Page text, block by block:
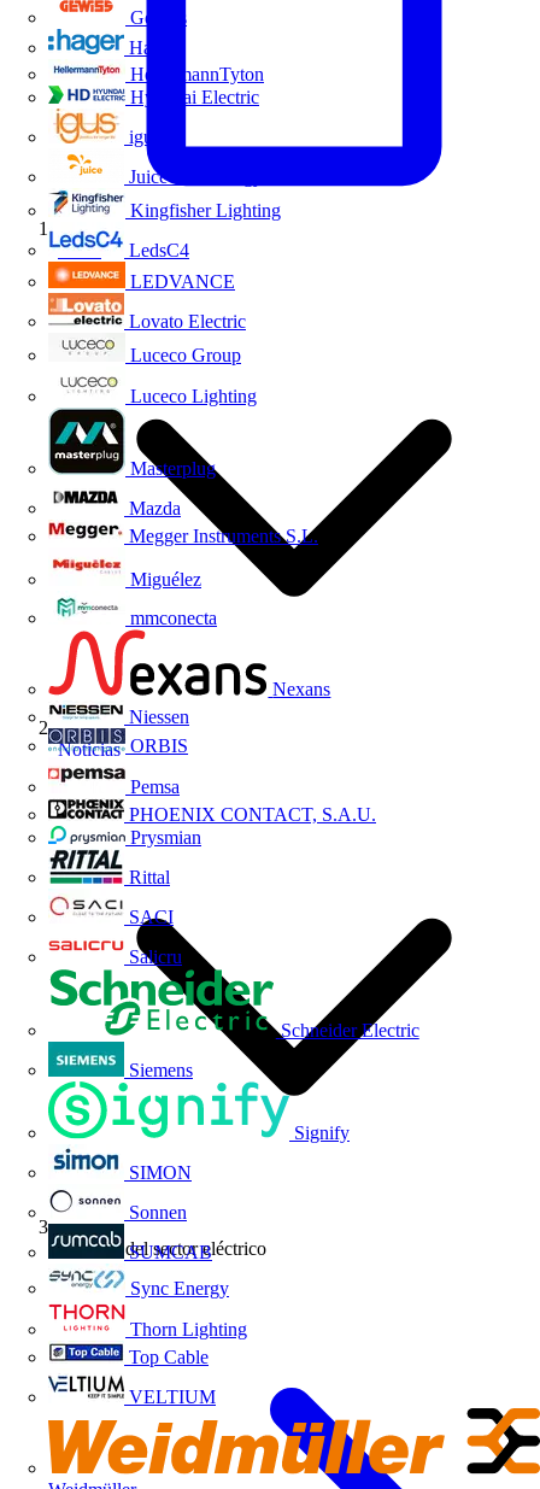
Gewiss
Hager
HellermannTyton
Hyundai Electric
igus
Juice Technology
Kingfisher Lighting
LedsC4
LEDVANCE
Lovato Electric
Luceco Group
Luceco Lighting
Masterplug
Mazda
Megger Instruments S.L.
Miguélez
mmconecta
Nexans
Niessen
ORBIS
Pemsa
PHOENIX CONTACT, S.A.U.
Prysmian
Rittal
SACI
Salicru
Schneider Electric
Siemens
Signify
SIMON
Sonnen
SUMCAB
Sync Energy
Thorn Lighting
Top Cable
VELTIUM
Inicio
Noticias
Noticias del sector eléctrico